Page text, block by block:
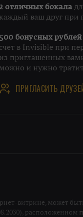
2 отличных бокала
каждый ваш друг при
500 бонусных рублей
счет в Invisible при
из приглашенных
можно и нужно
ПРИГЛАСИТЬ
витрине, может
расположенном